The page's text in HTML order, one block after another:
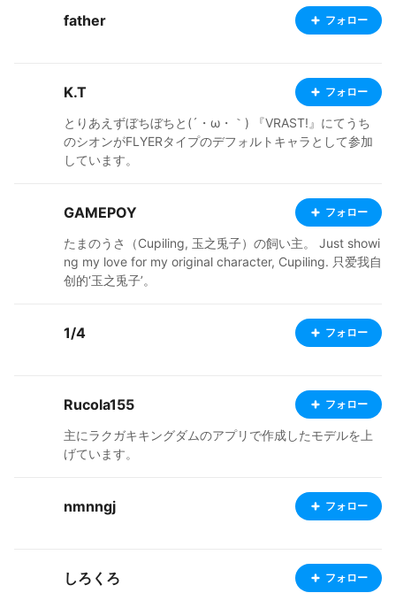
father フォロー
K.T フォロー
とりあえずぼちぼちと(´・ω・｀) 『VRAST!』にてうち
のシオンがFLYERタイプのデフォルトキャラとして参加
しています。
GAMEPOY フォロー
たまのうさ（Cupiling, 玉之兎子）の飼い主。 Just showi
ng my love for my original character, Cupiling. 只爱我自
创的‘玉之兎子’。
1/4 フォロー
Rucola155 フォロー
主にラクガキキングダムのアプリで作成したモデルを上
げています。
nmnngj フォロー
しろくろ フォロー